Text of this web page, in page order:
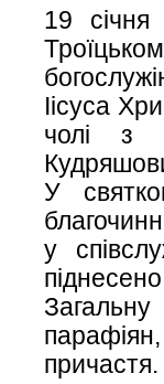
19
Іісуса
чолі з
У
у
причастя.